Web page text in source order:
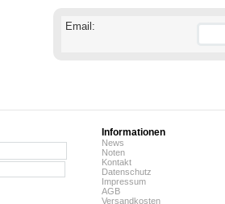
Email:
Informationen
News
Noten
Kontakt
Datenschutz
Impressum
AGB
Versandkosten